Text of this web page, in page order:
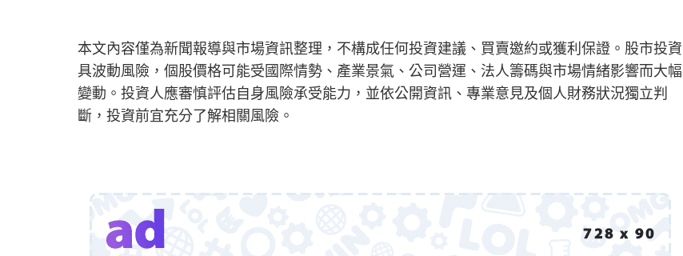
本文內容僅為新聞報導與市場資訊整理，不構成任何投資建議、買賣邀約或獲利保證。股市投資
具波動風險，個股價格可能受國際情勢、產業景氣、公司營運、法人籌碼與市場情緒影響而大幅
變動。投資人應審慎評估自身風險承受能力，並依公開資訊、專業意見及個人財務狀況獨立判
斷，投資前宜充分了解相關風險。